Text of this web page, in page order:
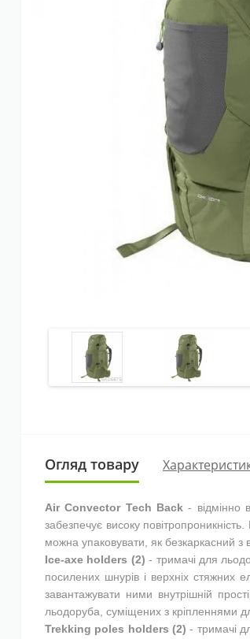
Огляд товару
Air Convector Tech Back - відмінно
забезпечує високу
можна упаковувати, як безкаркасний з
Ice-axe holders (2) - тримачі для
посилених шнурів і верхніх стяжних
завантажувати ними внутрішній
льодоруба, суміщених з кріпленнями
Trekking poles holders (2) - тримачі